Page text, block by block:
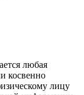
любая
косвенно
лицу